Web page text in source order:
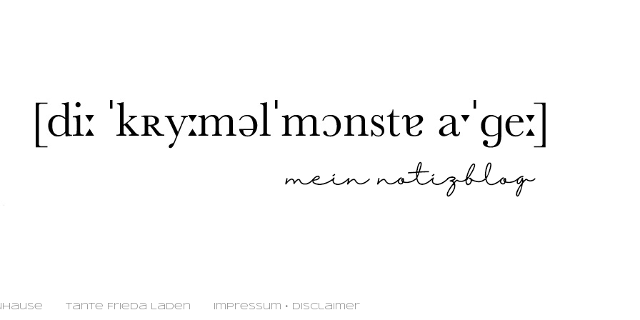
Tante Frieda Laden Impressum • Disclaimer